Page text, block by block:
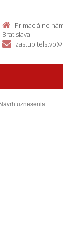
Primaciálne
Bratislava
Návrh uznesenia